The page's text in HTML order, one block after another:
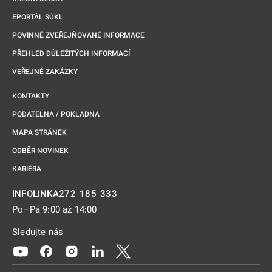
EPORTÁL SÚKL
POVINNĚ ZVEŘEJŇOVANÉ INFORMACE
PŘEHLED DŮLEŽITÝCH INFORMACÍ
VEŘEJNÉ ZAKÁZKY
KONTAKTY
PODATELNA / POKLADNA
MAPA STRÁNEK
ODBĚR NOVINEK
KARIÉRA
INFOLINKA272 185 333
Po–Pá 9:00 až 14:00
Sledujte nás
Odkaz se otevře na nové kartě
Odkaz se otevře na nové kartě
Odkaz se otevře na nové kartě
Odkaz se otevře na nové kartě